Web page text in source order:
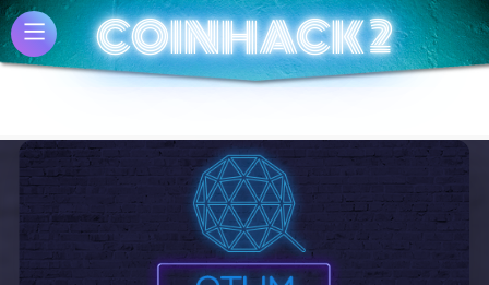
COINHACK 2
COINHACK 2